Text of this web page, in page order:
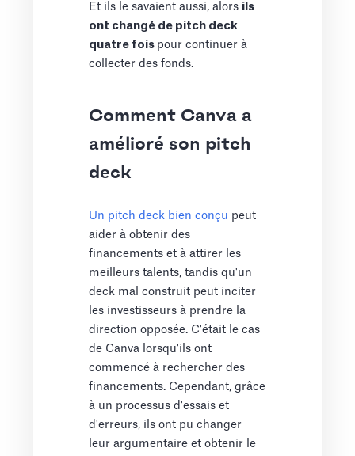
Et ils le savaient aussi, alors ils
ont changé de pitch deck
quatre fois pour continuer à
collecter des fonds.
Comment Canva a
amélioré son pitch
deck
Un pitch deck bien conçu peut
aider à obtenir des
financements et à attirer les
meilleurs talents, tandis qu'un
deck mal construit peut inciter
les investisseurs à prendre la
direction opposée. C'était le cas
de Canva lorsqu'ils ont
commencé à rechercher des
financements. Cependant, grâce
à un processus d'essais et
d'erreurs, ils ont pu changer
leur argumentaire et obtenir le